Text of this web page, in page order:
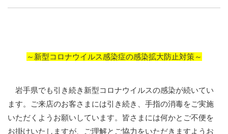
～新型コロナウイルス感染症の感染拡大防止対策～
岩手県でも引き続き新型コロナウイルスの感染が続いてい
ます。ご来店のお客さまには引き続き、手指の消毒をご実施
いただくようお願いしています。皆さまには何かとご不便を
お掛けいたしますが、ご理解とご協力をいただきますようお